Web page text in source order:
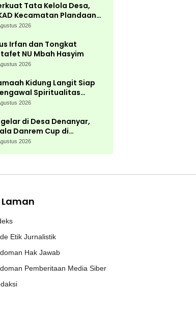
Tata Kelola Desa,
Kecamatan Plandaan
Pelatihan Aparatur
2026
Irfan dan Tongkat
NU Mbah Hasyim
2026
Kidung Langit Siap
Spiritualitas
NU
2026
di Desa Denanyar,
Danrem Cup di
Fokus Cetak Bibit
2026
Laman
Etik Jurnalistik
Hak Jawab
Pemberitaan Media Siber